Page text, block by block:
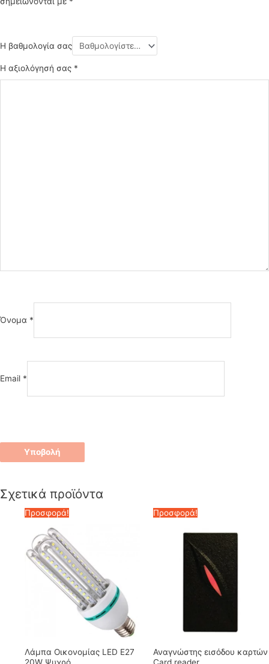
Η βαθμολογία σας
Η αξιολόγησή σας *
Όνομα *
Email *
Σχετικά προϊόντα
Προσφορά!
Λάμπα Οικονομίας LED E27
Προσφορά!
Αναγνώστης εισόδου καρτών